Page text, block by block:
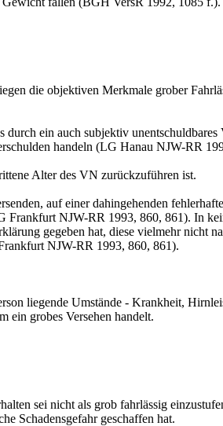
die objektiven Merkmale grober
ein auch subjektiv unentschuldbares
handeln (LG Hanau NJW-RR
Alter des VN zurückzuführen ist.
auf einer dahingehenden
Frankfurt NJW-RR 1993, 860, 861). In
gegeben hat, diese vielmehr nicht
NJW-RR 1993, 860, 861).
liegende Umstände - Krankheit,
ein grobes Versehen handelt.
sei nicht als grob fahrlässig
Schadensgefahr geschaffen hat.